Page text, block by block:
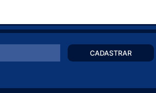
CADASTRAR